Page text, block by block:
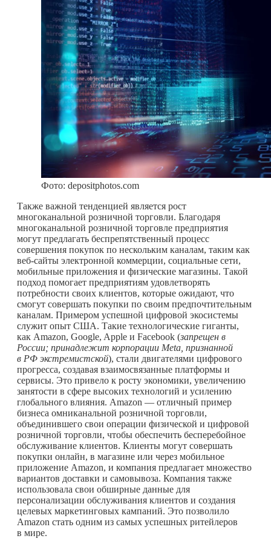
Фото: depositphotos.com
Также важной тенденцией является рост
многоканальной розничной торговли. Благодаря
многоканальной розничной торговле предприятия
могут предлагать беспрепятственный процесс
совершения покупок по нескольким каналам, таким как
веб-сайты электронной коммерции, социальные сети,
мобильные приложения и физические магазины. Такой
подход помогает предприятиям удовлетворять
потребности своих клиентов, которые ожидают, что
смогут совершать покупки по своим предпочтительным
каналам. Примером успешной цифровой экосистемы
служит опыт США. Такие технологические гиганты,
как Amazon, Google, Apple и Facebook (запрещен в
России; принадлежит корпорации Meta, признанной
в РФ экстремистской), стали двигателями цифрового
прогресса, создавая взаимосвязанные платформы и
сервисы. Это привело к росту экономики, увеличению
занятости в сфере высоких технологий и усилению
глобального влияния. Amazon — отличный пример
бизнеса омниканальной розничной торговли,
объединившего свои операции физической и цифровой
розничной торговли, чтобы обеспечить бесперебойное
обслуживание клиентов. Клиенты могут совершать
покупки онлайн, в магазине или через мобильное
приложение Amazon, и компания предлагает множество
вариантов доставки и самовывоза. Компания также
использовала свои обширные данные для
персонализации обслуживания клиентов и создания
целевых маркетинговых кампаний. Это позволило
Amazon стать одним из самых успешных ритейлеров
в мире.